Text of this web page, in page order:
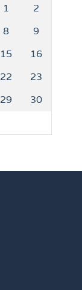
1
2
8
9
15
16
22
23
29
30